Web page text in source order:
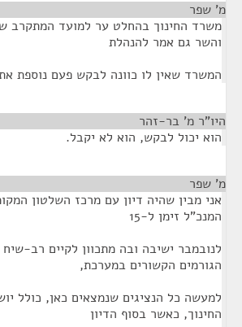
מ' שפר
משרד החינוך בהחלט ער למועד המתקרב
והשר גם אמר להנהלת
המשרד שאין לו כוונה לבקש פעם נוספת
היו"ר מ' בר-זהר
הוא יכול לבקש, הוא לא יקבל.
מ' שפר
אני מבין שהיה דיון עם מרכז השלטון
המנכ"ל זימן ל-15
לנובמבר ישיבה ובה מתכוון לקיים רב-
הגורמים הקשורים במערכת,
למעשה כל הנציגים שנמצאים כאן, כולל
החינוך, כאשר בסוף הדיון